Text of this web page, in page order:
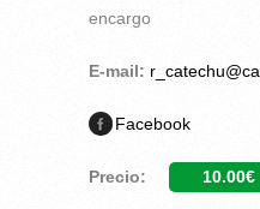
encargo
E-mail:
Facebook
Precio: 10.00€